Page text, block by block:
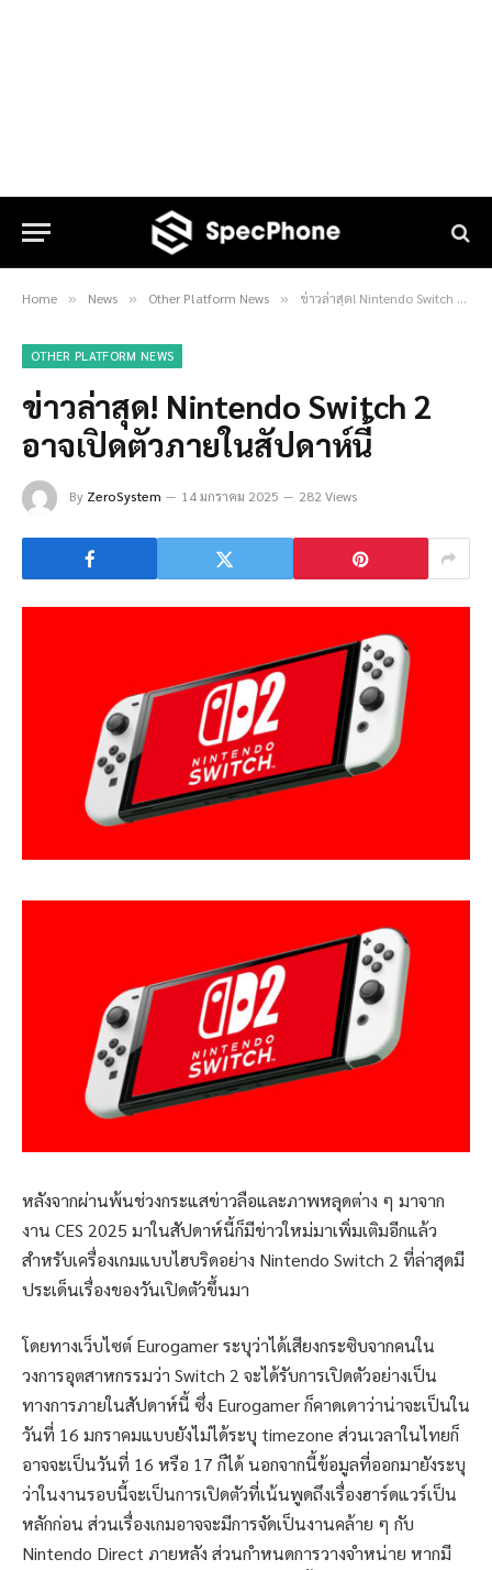
Home » News » Other Platform News » ข่าวล่าสุด! Nintendo Switch 2 อาจเปิดตัวภายในสัปดาห์นี้
OTHER PLATFORM NEWS
ข่าวล่าสุด! Nintendo Switch 2
อาจเปิดตัวภายในสัปดาห์นี้
By ZeroSystem 14 มกราคม 2025 282 Views
หลังจากผ่านพ้นช่วงกระแสข่าวลือและภาพหลุดต่าง ๆ มาจาก
งาน CES 2025 มาในสัปดาห์นี้ก็มีข่าวใหม่มาเพิ่มเติมอีกแล้ว
สำหรับเครื่องเกมแบบไฮบริดอย่าง Nintendo Switch 2 ที่ล่าสุดมี
ประเด็นเรื่องของวันเปิดตัวขึ้นมา
โดยทางเว็บไซต์ Eurogamer ระบุว่าได้เสียงกระซิบจากคนใน
วงการอุตสาหกรรมว่า Switch 2 จะได้รับการเปิดตัวอย่างเป็น
ทางการภายในสัปดาห์นี้ ซึ่ง Eurogamer ก็คาดเดาว่าน่าจะเป็นใน
วันที่ 16 มกราคมแบบยังไม่ได้ระบุ timezone ส่วนเวลาในไทยก็
อาจจะเป็นวันที่ 16 หรือ 17 ก็ได้ นอกจากนี้ข้อมูลที่ออกมายังระบุ
ว่าในงานรอบนี้จะเป็นการเปิดตัวที่เน้นพูดถึงเรื่องฮาร์ดแวร์เป็น
หลักก่อน ส่วนเรื่องเกมอาจจะมีการจัดเป็นงานคล้าย ๆ กับ
Nintendo Direct ภายหลัง ส่วนกำหนดการวางจำหน่าย หากมี